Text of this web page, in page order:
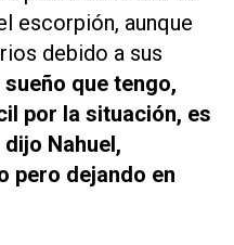
escorpión, aunque
debido a sus
sueño que tengo,
por la situación, es
Nahuel,
pero dejando en